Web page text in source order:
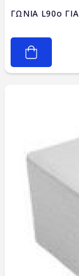
ΓΩΝΙΑ L90ο